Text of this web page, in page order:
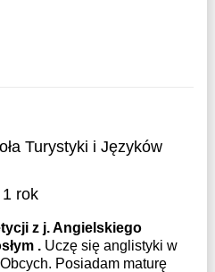
Turystyki i Języków
rok
z j. Angielskiego
. Uczę się anglistyki w
Posiadam maturę